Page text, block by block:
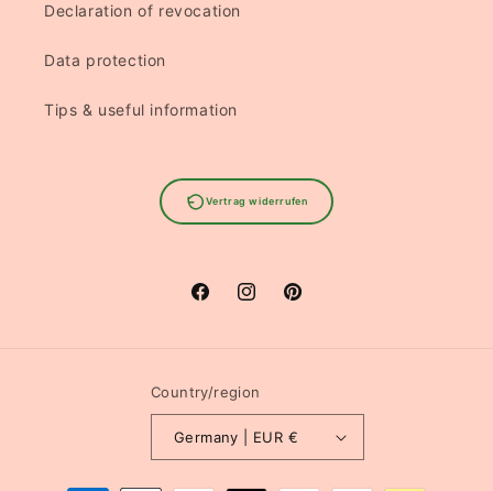
Declaration of revocation
Data protection
Tips & useful information
Vertrag widerrufen
FacebookInstagramPinterest
Country/region
Germany | EUR €